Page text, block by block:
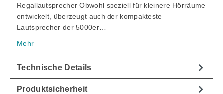
Regallautsprecher Obwohl speziell für kleinere Hörräume
entwickelt, überzeugt auch der kompakteste
Lautsprecher der 5000er…
Mehr
Technische Details
Produktsicherheit